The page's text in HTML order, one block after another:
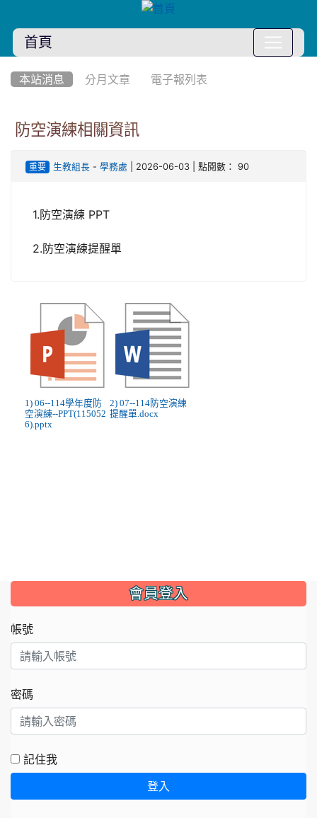
首頁
本站消息 分月文章 電子報列表
防空演練相關資訊
重要 生教組長- 學務處 | 2026-06-03 | 點閱數： 90
1.防空演練 PPT
2.防空演練提醒單
1) 06--114學年度防
空演練--PPT(115052
6).pptx
2) 07--114防空演練
提醒單.docx
::: 會員登入
帳號
密碼
記住我
登入